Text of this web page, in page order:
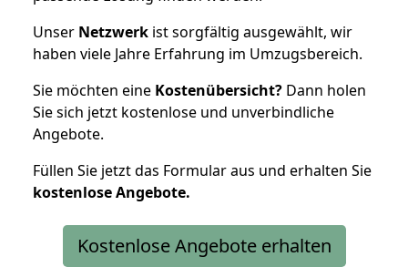
Unser Netzwerk ist sorgfältig ausgewählt, wir
haben viele Jahre Erfahrung im Umzugsbereich.
Sie möchten eine Kostenübersicht? Dann holen
Sie sich jetzt kostenlose und unverbindliche
Angebote.
Füllen Sie jetzt das Formular aus und erhalten Sie
kostenloseAngebote.
Kostenlose Angebote erhalten